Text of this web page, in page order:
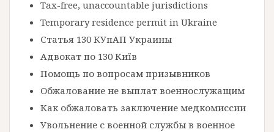
Tax-free, unaccountable jurisdictions
Temporary residence permit in Ukraine
Статья 130 КУпАП Украины
Адвокат по 130 Київ
Помощь по вопросам призывников
Обжалование не выплат военнослужащим
Как обжаловать заключение медкомиссии
Увольнение с военной службы в военное